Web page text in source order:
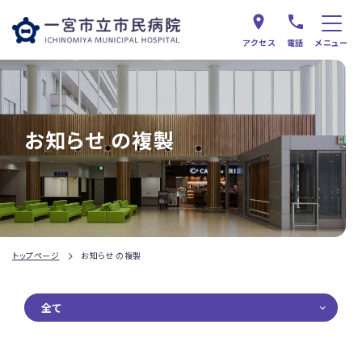
アクセス 電話 メニュー
お知らせ の複製
トップページ お知らせ の複製